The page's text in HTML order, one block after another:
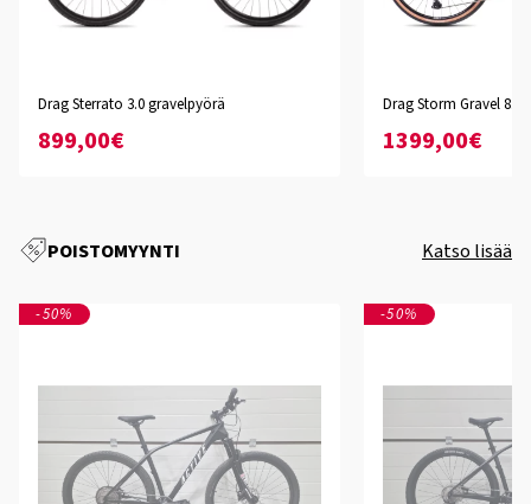
Drag Sterrato 3.0 gravelpyörä
899,00€
Drag Storm Gravel 8.0
1399,00€
POISTOMYYNTI Katso lisää
-50% -50%